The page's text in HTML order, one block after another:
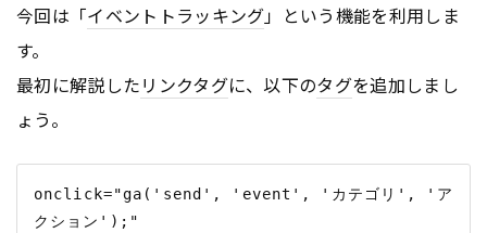
今回は「イベントトラッキング」という機能を利用しま
す。
最初に解説したリンクタグに、以下のタグを追加しまし
ょう。
onclick="ga('send', 'event', 'カテゴリ', 'ア